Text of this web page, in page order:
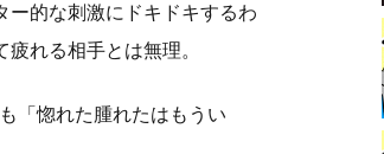
的な刺激にドキドキするわ
れる相手とは無理。
「惚れた腫れたはもうい